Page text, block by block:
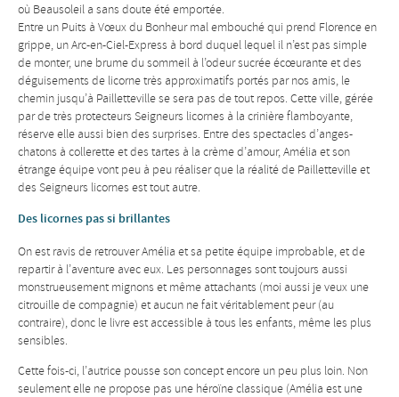
où Beausoleil a sans doute été emportée.
Entre un Puits à Vœux du Bonheur mal embouché qui prend Florence en
grippe, un Arc-en-Ciel-Express à bord duquel lequel il n’est pas simple
de monter, une brume du sommeil à l’odeur sucrée écœurante et des
déguisements de licorne très approximatifs portés par nos amis, le
chemin jusqu’à Pailletteville se sera pas de tout repos. Cette ville, gérée
par de très protecteurs Seigneurs licornes à la crinière flamboyante,
réserve elle aussi bien des surprises. Entre des spectacles d’anges-
chatons à collerette et des tartes à la crème d’amour, Amélia et son
étrange équipe vont peu à peu réaliser que la réalité de Pailletteville et
des Seigneurs licornes est tout autre.
Des licornes pas si brillantes
On est ravis de retrouver Amélia et sa petite équipe improbable, et de
repartir à l’aventure avec eux. Les personnages sont toujours aussi
monstrueusement mignons et même attachants (moi aussi je veux une
citrouille de compagnie) et aucun ne fait véritablement peur (au
contraire), donc le livre est accessible à tous les enfants, même les plus
sensibles.
Cette fois-ci, l’autrice pousse son concept encore un peu plus loin. Non
seulement elle ne propose pas une héroïne classique (Amélia est une